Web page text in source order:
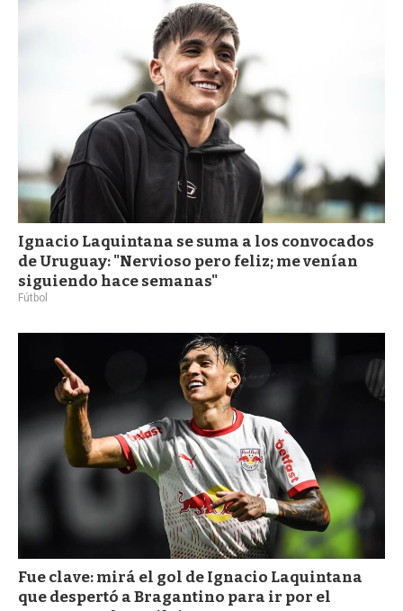
Ignacio Laquintana se suma a los convocados
de Uruguay: "Nervioso pero feliz; me venían
siguiendo hace semanas"
Fútbol
Fue clave: mirá el gol de Ignacio Laquintana
que despertó a Bragantino para ir por el